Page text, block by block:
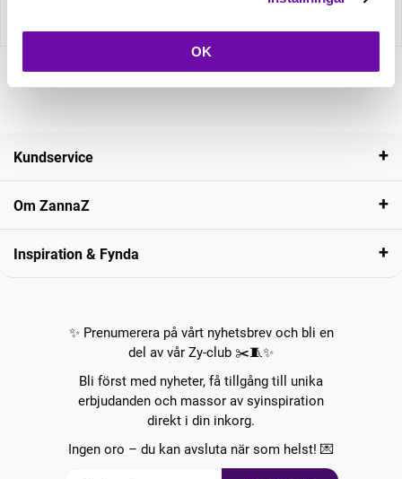
OK
Kundservice
Om ZannaZ
Inspiration & Fynda
✨ Prenumerera på vårt nyhetsbrev och bli en
del av vår Zy-club ✂️🧵✨
Bli först med nyheter, få tillgång till unika
erbjudanden och massor av syinspiration
direkt i din inkorg.
Ingen oro – du kan avsluta när som helst! 💌